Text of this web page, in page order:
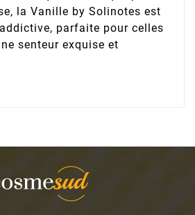
la Vanille by Solinotes est
parfaite pour celles
senteur exquise et